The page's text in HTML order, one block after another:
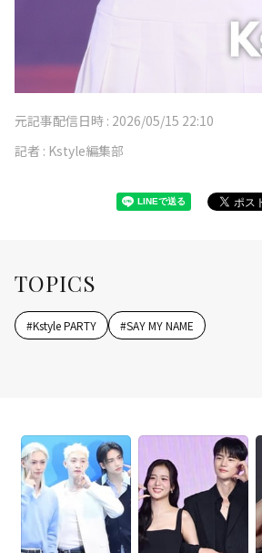
元記事配信日時 : 2026/05/15 22:10
記者 : Kstyle編集部
TOPICS
#Kstyle PARTY #SAY MY NAME